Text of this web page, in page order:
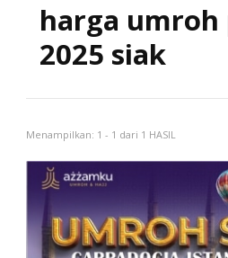
harga
2025 siak
Menampilkan: 1 - 1 dari 1 HASIL